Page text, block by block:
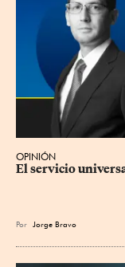
OPINIÓN
El servicio
Por Jorge Bravo